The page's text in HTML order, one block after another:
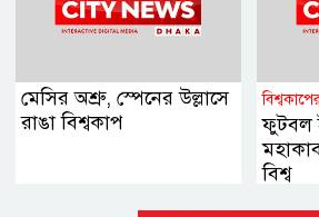
মেসির অশ্রু, স্পেনের উল্লাসে
রাঙা বিশ্বকাপ
ফুটবল
বিশ্ব